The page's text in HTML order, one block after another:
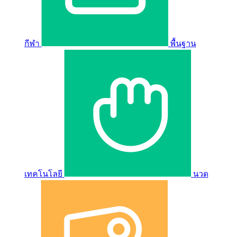
กีฬา พื้นฐาน
เทคโนโลยี นวด